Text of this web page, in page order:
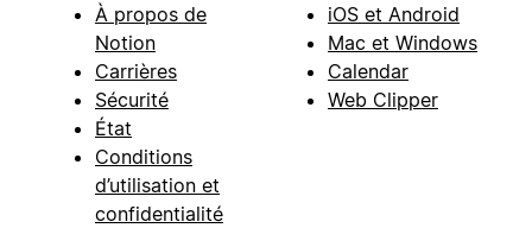
À propos de
Notion
Carrières
Sécurité
État
Conditions
d’utilisation et
confidentialité
iOS et Android
Mac et Windows
Calendar
Web Clipper